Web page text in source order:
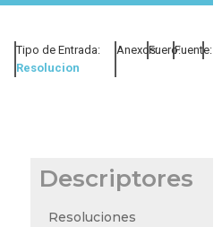
Tipo de Entrada:
Resolucion
Anexos:Fuero:Fuente:
Descriptores
Resoluciones